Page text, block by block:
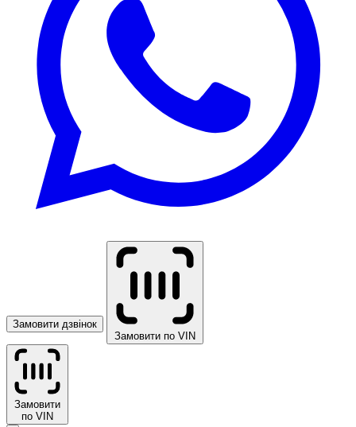
Замовити дзвінок
Замовити по VIN
Замовити
по VIN